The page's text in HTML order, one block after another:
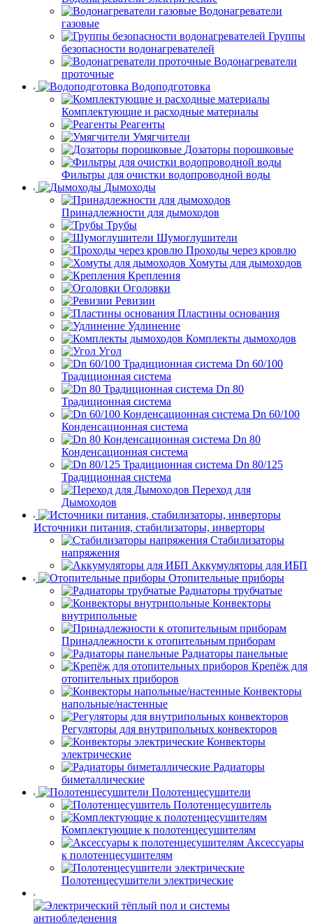
Водонагреватели
газовые
Группы
безопасности водонагревателей
Водонагреватели
проточные
Водоподготовка
Комплектующие и расходные материалы
Реагенты
Умягчители
Дозаторы порошковые
Фильтры для очистки водопроводной воды
Дымоходы
Принадлежности для дымоходов
Трубы
Шумоглушители
Проходы через кровлю
Хомуты для дымоходов
Крепления
Оголовки
Ревизии
Пластины основания
Удлинение
Комплекты дымоходов
Угол
Dn 60/100
Традиционная система
Dn 80
Традиционная система
Dn 60/100
Конденсационная система
Dn 80
Конденсационная система
Dn 80/125
Традиционная система
Переход для
Дымоходов
Источники питания, стабилизаторы, инверторы
Стабилизаторы
напряжения
Аккумуляторы для ИБП
Отопительные приборы
Радиаторы трубчатые
Конвекторы
внутрипольные
Принадлежности к отопительным приборам
Радиаторы панельные
Крепёж для
отопительных приборов
Конвекторы
напольные/настенные
Регуляторы для внутрипольных конвекторов
Конвекторы
электрические
Радиаторы
биметаллические
Полотенцесушители
Полотенцесушитель
Комплектующие к полотенцесушителям
Аксессуары
к полотенцесушителям
Полотенцесушители электрические